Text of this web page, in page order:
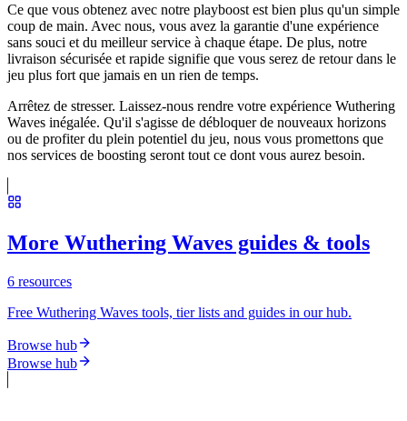
Ce que vous obtenez avec notre playboost est bien plus qu'un simple
coup de main. Avec nous, vous avez la garantie d'une expérience
sans souci et du meilleur service à chaque étape. De plus, notre
livraison sécurisée et rapide signifie que vous serez de retour dans le
jeu plus fort que jamais en un rien de temps.
Arrêtez de stresser. Laissez-nous rendre votre expérience Wuthering
Waves inégalée. Qu'il s'agisse de débloquer de nouveaux horizons
ou de profiter du plein potentiel du jeu, nous vous promettons que
nos services de boosting seront tout ce dont vous aurez besoin.
More Wuthering Waves guides & tools
6 resources
Free Wuthering Waves tools, tier lists and guides in our hub.
Browse hub
Browse hub